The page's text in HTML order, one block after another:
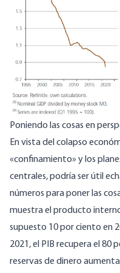
Poniendo las cosas en
En vista del colapso
«confinamiento» y los
centrales, podría ser útil
números para poner las
muestra el producto
supuesto 10 por ciento en
2021, el PIB recupera el 80
reservas de dinero